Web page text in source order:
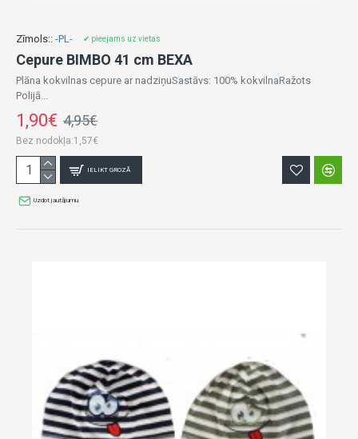
Zīmols:: -PL- ✔ pieejams uz vietas
Cepure BIMBO 41 cm BEXA
Plāna kokvilnas cepure ar nadziņuSastāvs: 100% kokvilnaRažots
Polijā...
1,90€ 4,95€
Bez nodokļa:1,57€
IELIKT GROZĀ
Uzdot jautājumu